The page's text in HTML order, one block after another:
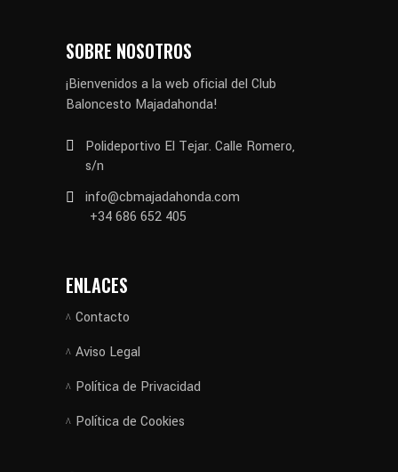
SOBRE NOSOTROS
¡Bienvenidos a la web oficial del Club
Baloncesto Majadahonda!
Polideportivo El Tejar. Calle Romero,
s/n
info@cbmajadahonda.com
+34 686 652 405
ENLACES
Contacto
Aviso Legal
Política de Privacidad
Política de Cookies